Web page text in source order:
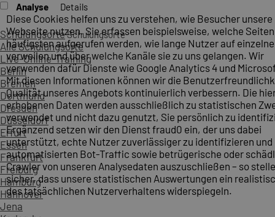
SchulungsorteSchulungsorte
Alle Schulungsorte
Live-Online-Training
Berlin
Bremen
Dortmund
Dresden
Düsseldorf
Erfurt
Essen
Frankfurt
Freiburg
Hamburg
Hannover
Jena
Analyse Details
Diese Cookies helfen uns zu verstehen, wie Besucher unsere
Webseite nutzen. Sie erfassen beispielsweise, welche
häufigsten aufgerufen werden, wie lange Nutzer auf
verweilen und über welche Kanäle sie zu uns gelangen. Wir
verwenden dafür Dienste wie Google Analytics 4 und
Mit diesen Informationen können wir die
Qualität unseres Angebots kontinuierlich verbessern. Die
erhobenen Daten werden ausschließlich zu statistischen
verwendet und nicht dazu genutzt, Sie persönlich zu
Ergänzend setzen wir den Dienst fraud0 ein, der uns dabei
unterstützt, echte Nutzer zuverlässiger zu identifizieren und
automatisierten Bot-Traffic sowie betrügerische oder
Crawler von unseren Analysedaten auszuschließen – so
sicher, dass unsere statistischen Auswertungen ein
des tatsächlichen Nutzerverhaltens widerspiegeln.